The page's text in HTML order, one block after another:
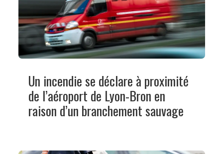
Un incendie se déclare à proximité
de l’aéroport de Lyon-Bron en
raison d’un branchement sauvage